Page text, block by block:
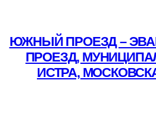
ЮЖНЫЙ ПРОЕЗД –
ПРОЕЗД,
ИСТРА,